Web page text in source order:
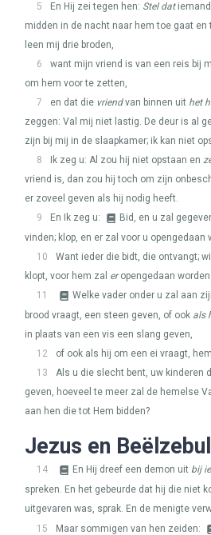
5 En Hij zei tegen hen: Stel datiemand
midden in de nacht naar hem toe gaat en
leen mij drie broden,
6
want mijn vriend is van een reis bij
om hem voor te zetten,
7
en dat die vriendvan binnen uit het
zeggen: Val mij niet lastig. De deur is al
zijn bij mij in de slaapkamer; ik kan niet
8
Ik zeg u: Al zou hij niet opstaan en
vriend is, dan zou hij toch om zijn
er zoveel geven als hij nodig heeft.
9
En Ik zeg u:
Bid, en u zal
vinden; klop, en er zal voor u opengedaan
10
Want ieder die bidt, die ontvangt;
klopt, voor hem zal eropengedaan worden.
11
Welke vader onder u zal aan
brood vraagt, een steen geven, of ook als
in plaats van een vis een slang geven,
12
of ook als hij om een ei vraagt,
13
Als u die slecht bent, uw kinderen
geven, hoeveel te meer zal de hemelse
aan hen die tot Hem bidden?
Jezus en Beëlzebul
14 En Hij dreef een demon uit bij
spreken. En het gebeurde dat hij die niet
uitgevaren was, sprak. En de menigte
15
Maar sommigen van hen zeiden: